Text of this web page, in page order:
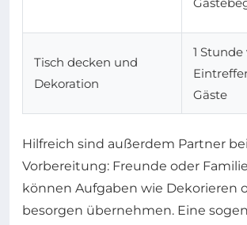
Tisch decken und
Dekoration
1 Stunde
Gäste
Hilfreich sind außerdem Partner
Vorbereitung: Freunde oder
können Aufgaben wie Dekorieren
besorgen übernehmen. Eine